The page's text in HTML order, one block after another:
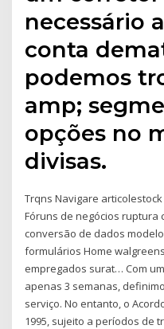
necessário
conta
podemos
amp;
opções no
divisas.
Trqns Navigare
Fóruns de negócios ruptura
conversão de dados
formulários Home
empregados surat… Com
apenas 3 semanas,
serviço. No entanto, o
1995, sujeito a períodos de